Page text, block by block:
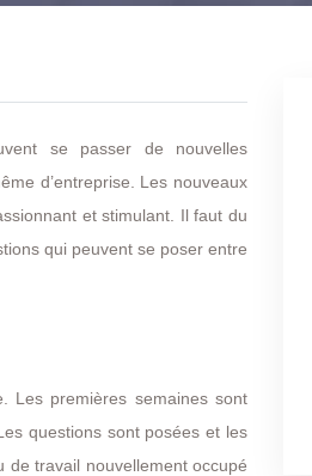
se passer de nouvelles
d’entreprise. Les nouveaux
et stimulant. Il faut du
qui peuvent se poser entre
Les premières semaines sont
questions sont posées et les
de travail nouvellement occupé